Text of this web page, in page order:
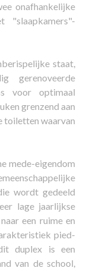
onafhankelijke
staat,
gerenoveerde
voor optimaal
grenzend aan
toiletten waarvan
mede-eigendom
wordt gedeeld
lage jaarlijkse
een ruime en
pied-
duplex is een
van de school,